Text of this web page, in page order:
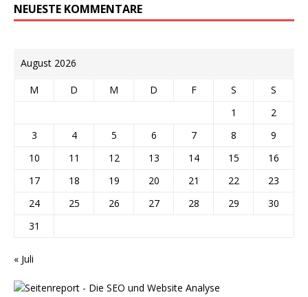
NEUESTE KOMMENTARE
August 2026
M D M D F S
S
1
2
3
4 5 6 7 8
9
10
11 12 13 14 15
16
17
18 19 20 21 22
23
24
25 26 27 28 29
30
31
« Juli